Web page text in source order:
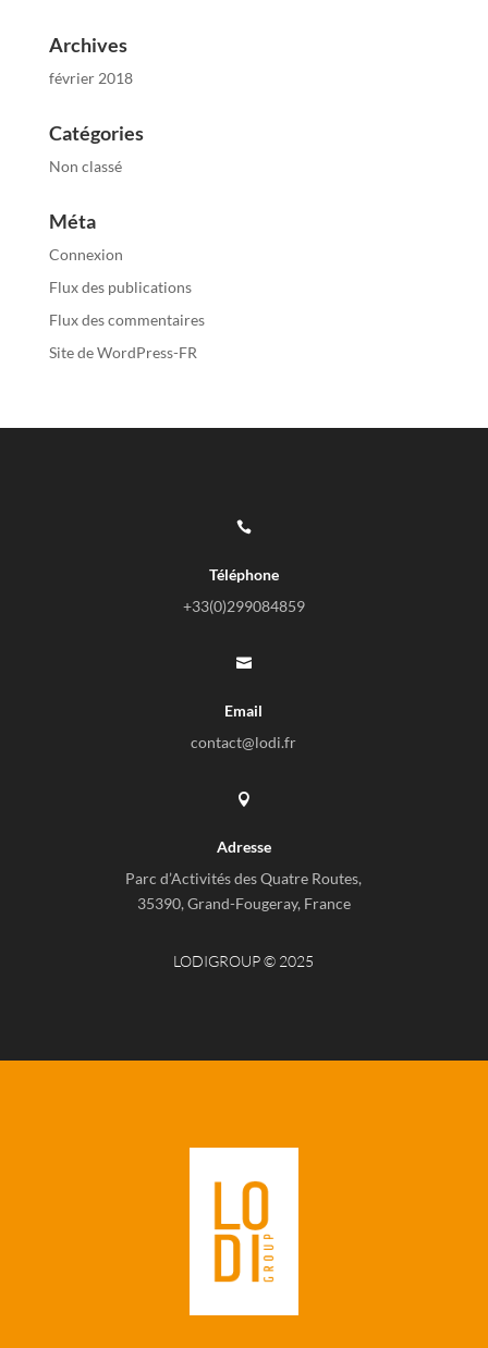
Archives
février 2018
Catégories
Non classé
Méta
Connexion
Flux des publications
Flux des commentaires
Site de WordPress-FR

Téléphone
+33(0)299084859

Email
contact@lodi.fr

Adresse
Parc d’Activités des Quatre Routes,
35390, Grand-Fougeray, France
LODIGROUP © 2025